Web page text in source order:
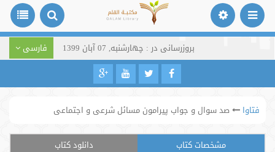
بروزرسانی در : چهارشنبه, 07 آبان 1399 فارسی
فتاوا صد سوال و جواب پیرامون مسائل شرعی و اجتماعی
مشخصات کتاب
دانلود کتاب